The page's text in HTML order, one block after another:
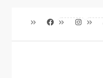
FacebookInstagram